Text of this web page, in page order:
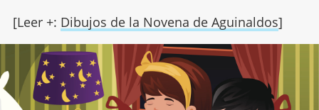
[Leer +: Dibujos de la Novena de Aguinaldos]